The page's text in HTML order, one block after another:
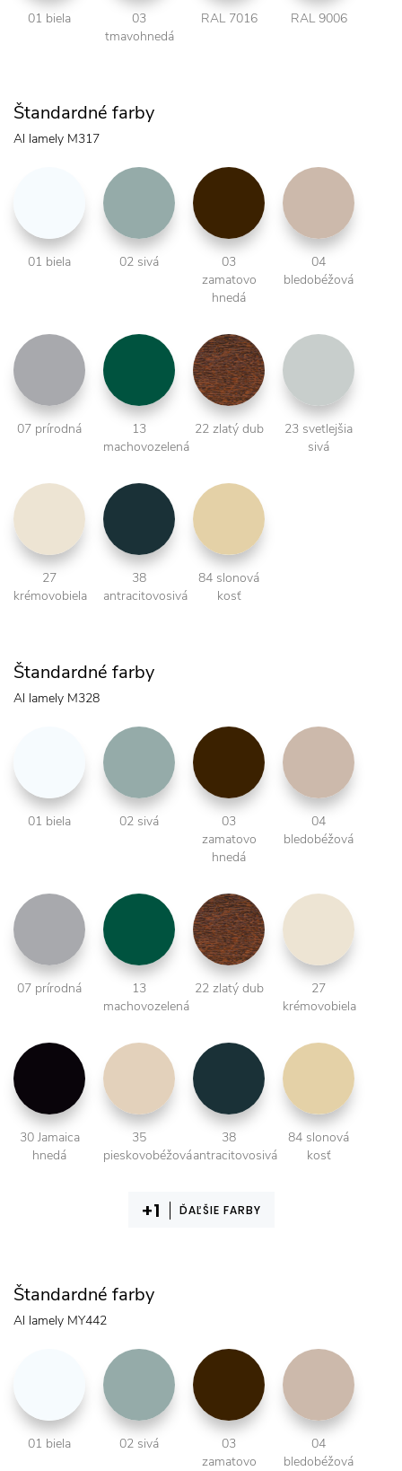
01 biela
03
tmavohnedá
RAL 7016 RAL 9006
Štandardné farby
Al lamely M317
01 biela 02 sivá
03
zamatovo
hnedá
04
bledobéžová
07 prírodná
13
machovozelená
22 zlatý dub
23 svetlejšia
sivá
27
krémovobiela
38
antracitovosivá
84 slonová
kosť
Štandardné farby
Al lamely M328
01 biela 02 sivá
03
zamatovo
hnedá
04
bledobéžová
07 prírodná
13
machovozelená
22 zlatý dub
27
krémovobiela
30 Jamaica
hnedá
35
pieskovobéžová
38
antracitovosivá
84 slonová
kosť
ĎAĽŠIE FARBY
Štandardné farby
Al lamely MY442
01 biela 02 sivá
03
zamatovo
04
bledobéžová